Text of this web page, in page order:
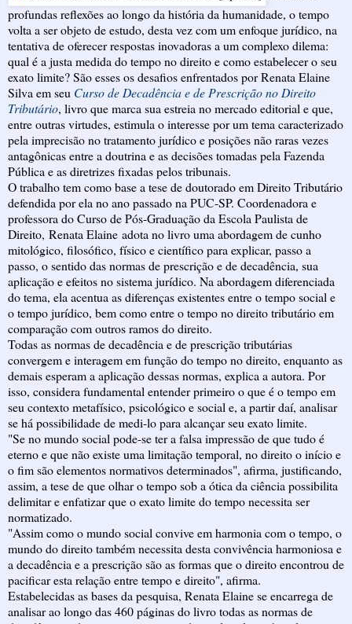
profundas reflexões ao longo da história da humanidade, o tempo
volta a ser objeto de estudo, desta vez com um enfoque jurídico, na
tentativa de oferecer respostas inovadoras a um complexo dilema:
qual é a justa medida do tempo no direito e como estabelecer o seu
exato limite? São esses os desafios enfrentados por Renata Elaine
Silva em seu Curso de Decadência e de Prescrição no Direito
Tributário, livro que marca sua estreia no mercado editorial e que,
entre outras virtudes, estimula o interesse por um tema caracterizado
pela imprecisão no tratamento jurídico e posições não raras vezes
antagônicas entre a doutrina e as decisões tomadas pela Fazenda
Pública e as diretrizes fixadas pelos tribunais.
O trabalho tem como base a tese de doutorado em Direito Tributário
defendida por ela no ano passado na PUC-SP. Coordenadora e
professora do Curso de Pós-Graduação da Escola Paulista de
Direito, Renata Elaine adota no livro uma abordagem de cunho
mitológico, filosófico, físico e científico para explicar, passo a
passo, o sentido das normas de prescrição e de decadência, sua
aplicação e efeitos no sistema jurídico. Na abordagem diferenciada
do tema, ela acentua as diferenças existentes entre o tempo social e
o tempo jurídico, bem como entre o tempo no direito tributário em
comparação com outros ramos do direito.
Todas as normas de decadência e de prescrição tributárias
convergem e interagem em função do tempo no direito, enquanto as
demais esperam a aplicação dessas normas, explica a autora. Por
isso, considera fundamental entender primeiro o que é o tempo em
seu contexto metafísico, psicológico e social e, a partir daí, analisar
se há possibilidade de medi-lo para alcançar seu exato limite.
"Se no mundo social pode-se ter a falsa impressão de que tudo é
eterno e que não existe uma limitação temporal, no direito o início e
o fim são elementos normativos determinados", afirma, justificando,
assim, a tese de que olhar o tempo sob a ótica da ciência possibilita
delimitar e enfatizar que o exato limite do tempo necessita ser
normatizado.
"Assim como o mundo social convive em harmonia com o tempo, o
mundo do direito também necessita desta convivência harmoniosa e
a decadência e a prescrição são as formas que o direito encontrou de
pacificar esta relação entre tempo e direito", afirma.
Estabelecidas as bases da pesquisa, Renata Elaine se encarrega de
analisar ao longo das 460 páginas do livro todas as normas de